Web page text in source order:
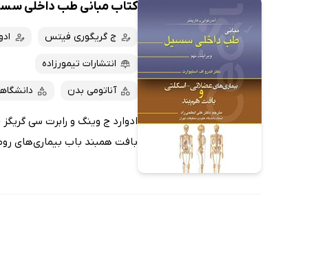
کتاب مبانی طب داخلی
ج گریگوری فیتس
انتشارات تیمورزاده
آناتومی بدن
ادوارد ج وینگ و رابرت سی
بافت همبند باب بیماری‌های